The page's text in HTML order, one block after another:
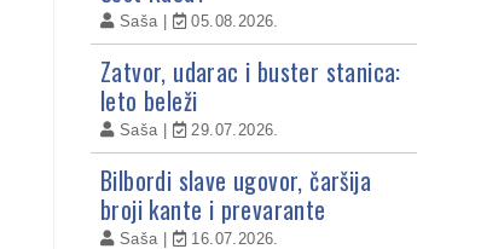
Saša 05.08.2026.
Zatvor, udarac i buster stanica:
leto beleži
Saša 29.07.2026.
Bilbordi slave ugovor, čaršija
broji kante i prevarante
Saša 16.07.2026.